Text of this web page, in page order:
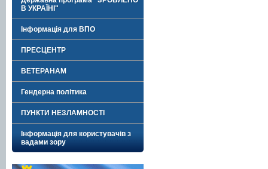
В УКРАЇНІ"
Інформація для ВПО
ПРЕСЦЕНТР
ВЕТЕРАНАМ
Гендерна політика
ПУНКТИ НЕЗЛАМНОСТІ
Інформація для користувачів з
вадами зору